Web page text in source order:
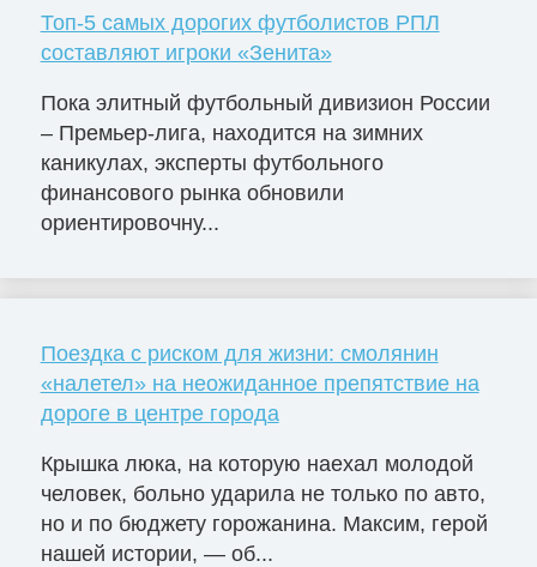
Топ-5 самых дорогих футболистов РПЛ
составляют игроки «Зенита»
Пока элитный футбольный дивизион России
– Премьер-лига, находится на зимних
каникулах, эксперты футбольного
финансового рынка обновили
ориентировочну...
Поездка с риском для жизни: смолянин
«налетел» на неожиданное препятствие на
дороге в центре города
Крышка люка, на которую наехал молодой
человек, больно ударила не только по авто,
но и по бюджету горожанина. Максим, герой
нашей истории, — об...